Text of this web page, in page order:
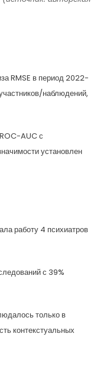
RMSE в период 2022-
наблюдений,
AUC с
установлен
работу 4 психиатров
с 39%
только в
контекстуальных